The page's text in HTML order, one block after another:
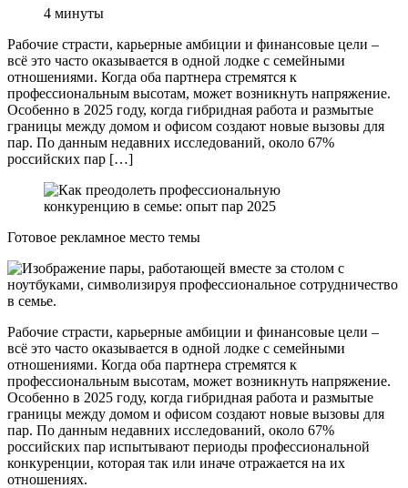
4 минуты
Рабочие страсти, карьерные амбиции и финансовые цели –
всё это часто оказывается в одной лодке с семейными
отношениями. Когда оба партнера стремятся к
профессиональным высотам, может возникнуть напряжение.
Особенно в 2025 году, когда гибридная работа и размытые
границы между домом и офисом создают новые вызовы для
пар. По данным недавних исследований, около 67%
российских пар […]
Готовое рекламное место темы
Рабочие страсти, карьерные амбиции и финансовые цели –
всё это часто оказывается в одной лодке с семейными
отношениями. Когда оба партнера стремятся к
профессиональным высотам, может возникнуть напряжение.
Особенно в 2025 году, когда гибридная работа и размытые
границы между домом и офисом создают новые вызовы для
пар. По данным недавних исследований, около 67%
российских пар испытывают периоды профессиональной
конкуренции, которая так или иначе отражается на их
отношениях.